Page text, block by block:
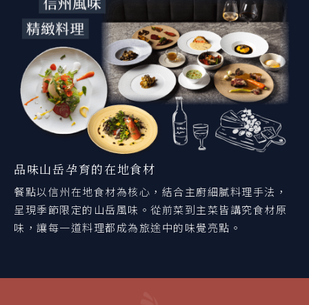
品味山岳孕育的在地食材
餐點以信州在地食材為核心，結合主廚細膩料理手法，
呈現季節限定的山岳風味。從前菜到主菜皆講究食材原
味，讓每一道料理都成為旅途中的味覺亮點。